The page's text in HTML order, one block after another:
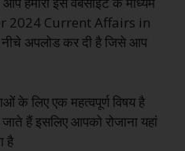
2024 Current Affairs in
अपलोड कर दी है जिसे आप
के लिए एक महत्वपूर्ण विषय है
हैं इसलिए आपको रोजाना यहां
है